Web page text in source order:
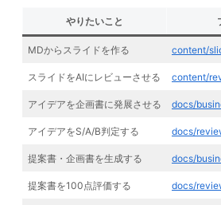
やりたいこと
MDからスライドを作る content/
スライドをAIにレビューさせる content/
アイデアを企画書に発展させる docs/
アイデアをS/A/B判定する docs/
提案書・企画書を生成する docs/
提案書を100点評価する docs/